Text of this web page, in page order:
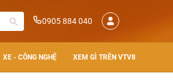
0905 884 040
XE - CÔNG NGHỆ XEM GÌ TRÊN VTV8